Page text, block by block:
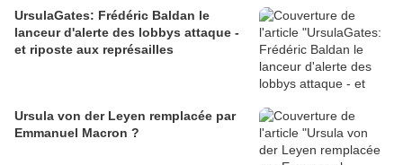
UrsulaGates: Frédéric Baldan le
lanceur d'alerte des lobbys attaque -
et riposte aux représailles
Ursula von der Leyen remplacée par
Emmanuel Macron ?